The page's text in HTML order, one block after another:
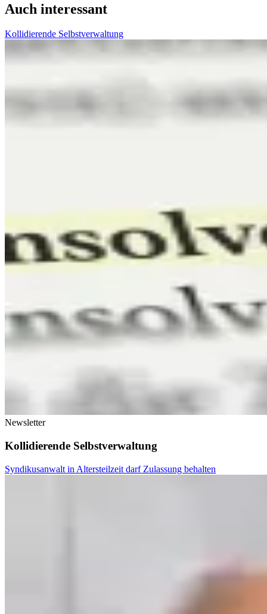
Auch interessant
Kollidierende Selbstverwaltung
Newsletter
Kollidierende Selbstverwaltung
Syndikusanwalt in Altersteilzeit darf Zulassung behalten